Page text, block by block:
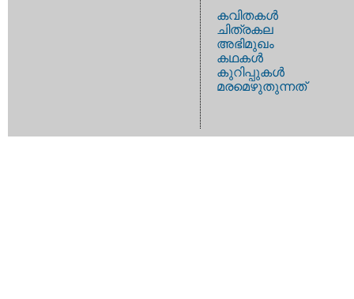
കവിതകള്‍
ചിത്രകല
അഭിമുഖം
കഥകള്‍
കുറിപ്പുകള്‍
മരമെഴുതുന്നത്